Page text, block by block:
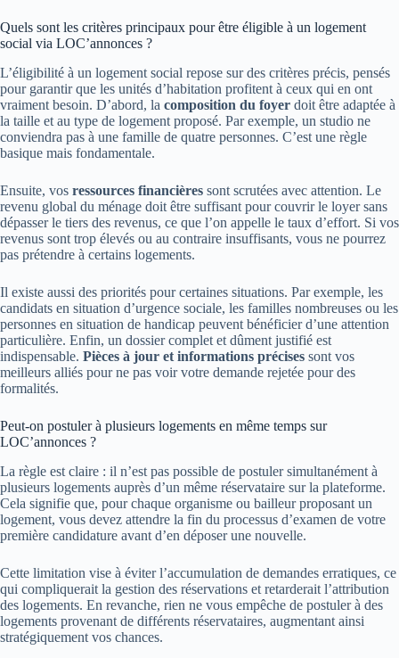
Quels sont les critères principaux pour être éligible à un logement
social via LOC’annonces ?
L’éligibilité à un logement social repose sur des critères précis, pensés
pour garantir que les unités d’habitation profitent à ceux qui en ont
vraiment besoin. D’abord, la composition du foyer doit être adaptée à
la taille et au type de logement proposé. Par exemple, un studio ne
conviendra pas à une famille de quatre personnes. C’est une règle
basique mais fondamentale.
Ensuite, vos ressources financières sont scrutées avec attention. Le
revenu global du ménage doit être suffisant pour couvrir le loyer sans
dépasser le tiers des revenus, ce que l’on appelle le taux d’effort. Si vos
revenus sont trop élevés ou au contraire insuffisants, vous ne pourrez
pas prétendre à certains logements.
Il existe aussi des priorités pour certaines situations. Par exemple, les
candidats en situation d’urgence sociale, les familles nombreuses ou les
personnes en situation de handicap peuvent bénéficier d’une attention
particulière. Enfin, un dossier complet et dûment justifié est
indispensable. Pièces à jour et informations précises sont vos
meilleurs alliés pour ne pas voir votre demande rejetée pour des
formalités.
Peut-on postuler à plusieurs logements en même temps sur
LOC’annonces ?
La règle est claire : il n’est pas possible de postuler simultanément à
plusieurs logements auprès d’un même réservataire sur la plateforme.
Cela signifie que, pour chaque organisme ou bailleur proposant un
logement, vous devez attendre la fin du processus d’examen de votre
première candidature avant d’en déposer une nouvelle.
Cette limitation vise à éviter l’accumulation de demandes erratiques, ce
qui compliquerait la gestion des réservations et retarderait l’attribution
des logements. En revanche, rien ne vous empêche de postuler à des
logements provenant de différents réservataires, augmentant ainsi
stratégiquement vos chances.